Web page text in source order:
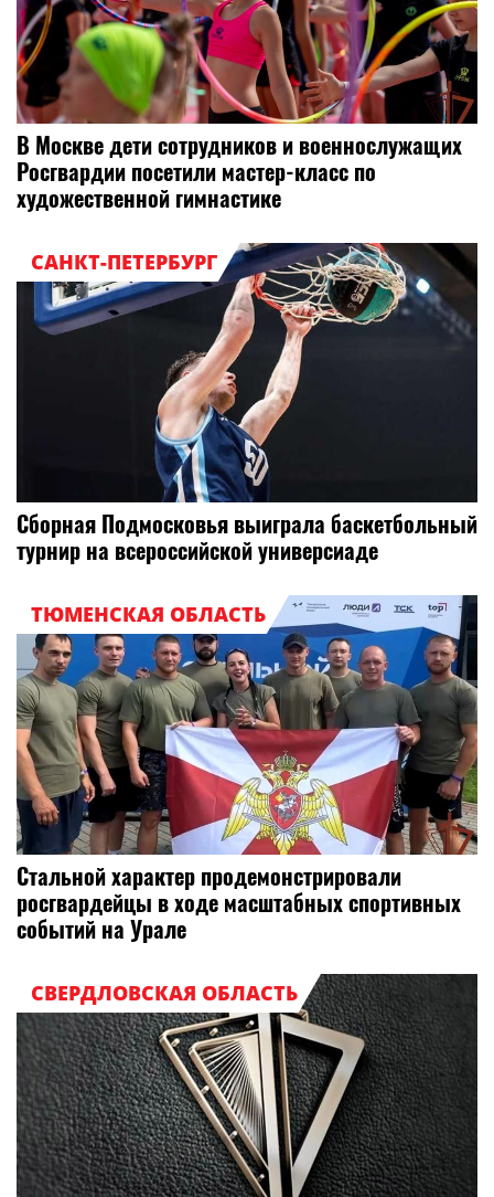
В Москве дети сотрудников и военнослужащих
Росгвардии посетили мастер-класс по
художественной гимнастике
САНКТ-ПЕТЕРБУРГ
Сборная Подмосковья выиграла баскетбольный
турнир на всероссийской универсиаде
ТЮМЕНСКАЯ ОБЛАСТЬ
Стальной характер продемонстрировали
росгвардейцы в ходе масштабных спортивных
событий на Урале
СВЕРДЛОВСКАЯ ОБЛАСТЬ